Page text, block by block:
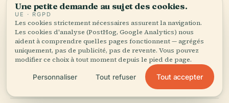
Tabor - The Hussite Town, Sacred Czech Tours
Monument to Master Jan Hus, Visit Tábor
Une petite demande au sujet des cookies.
UE · RGPD
Les cookies strictement nécessaires assurent la navigation.
Les cookies d'analyse (PostHog, Google Analytics) nous
aident à comprendre quelles pages fonctionnent — agrégés
uniquement, pas de publicité, pas de revente. Vous pouvez
modifier ce choix à tout moment depuis le pied de page.
Personnaliser Tout refuser Tout accepter